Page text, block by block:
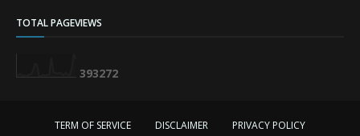
TOTAL PAGEVIEWS
393272
TERM OF SERVICE DISCLAIMER PRIVACY POLICY